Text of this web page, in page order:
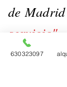
de Madrid
servicio".
reducidos.
630323097